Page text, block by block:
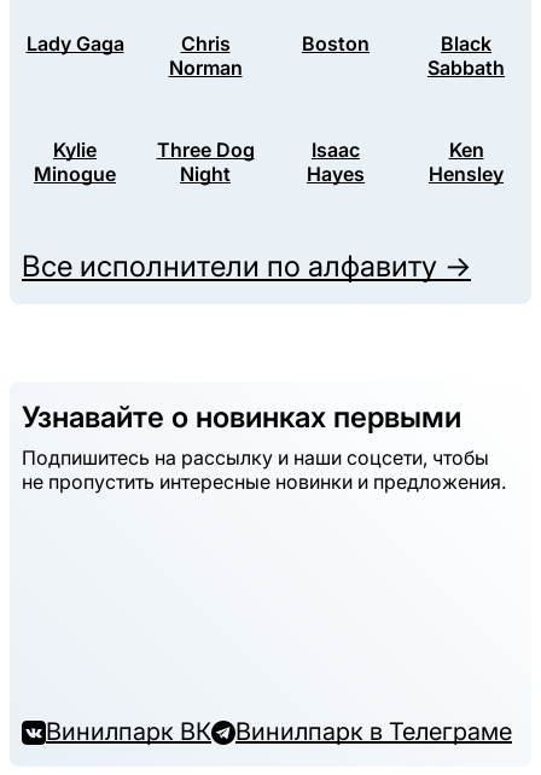
Lady Gaga
Chris
Norman
Boston
Black
Sabbath
Kylie
Minogue
Three Dog
Night
Isaac
Hayes
Ken
Hensley
Все исполнители по алфавиту →
Узнавайте о новинках первыми
Подпишитесь на рассылку и наши соцсети, чтобы
не пропустить интересные новинки и предложения.
Винилпарк ВК Винилпарк в Телеграме